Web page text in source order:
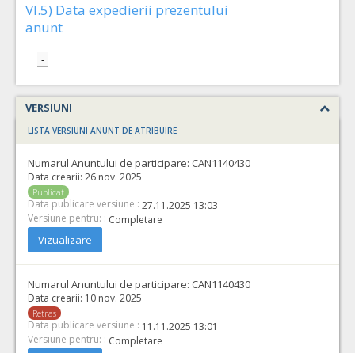
VI.5) Data expedierii prezentului
anunt
-
VERSIUNI
LISTA VERSIUNI ANUNT DE ATRIBUIRE
Numarul Anuntului de participare: CAN1140430
Data crearii: 26 nov. 2025
Publicat
Data publicare versiune : 27.11.2025 13:03
Versiune pentru: : Completare
Vizualizare
Numarul Anuntului de participare: CAN1140430
Data crearii: 10 nov. 2025
Retras
Data publicare versiune : 11.11.2025 13:01
Versiune pentru: : Completare